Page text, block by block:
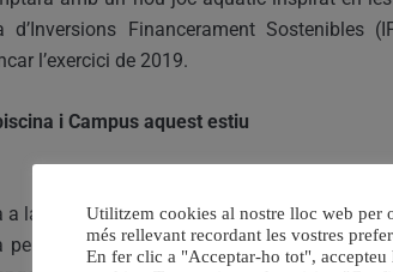
Financerament Sostenibles
l’exercici de 2019.
i Campus aquest estiu
la nova normalitat, els torrentins i
per a gaudir de la piscina Parc Vedat en
Utilitzem cookies al nostre lloc web per
més rellevant recordant les vostres
En fer clic a "Acceptar-ho tot", accepteu